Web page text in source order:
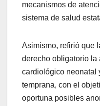
mecanismos de
sistema de salud
Asimismo, refirió que
derecho obligatorio la
cardiológico neonatal
temprana, con el
oportuna posibles